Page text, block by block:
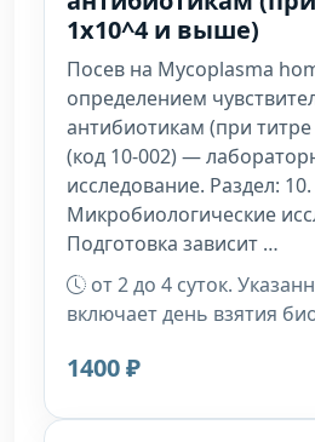
1х10^4 и выше)
Посев на Mycoplasma
определением
антибиотикам (при
(код 10-002) —
исследование. Раздел: 10.
Микробиологические
Подготовка зависит …
от 2 до 4 суток.
включает день взятия
1400 ₽